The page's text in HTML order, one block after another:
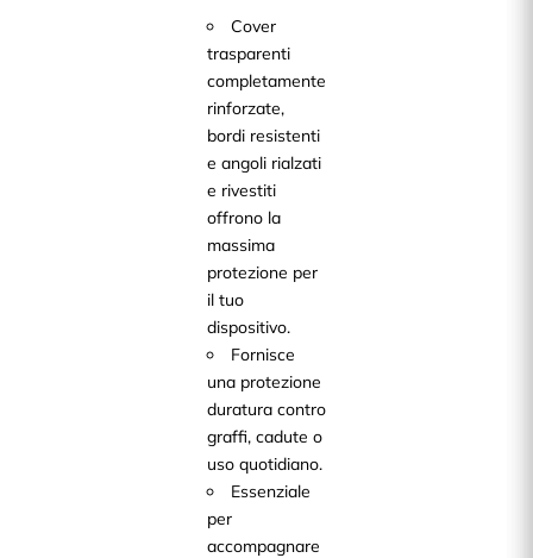
Cover
trasparenti
completamente
rinforzate,
bordi resistenti
e angoli rialzati
e rivestiti
offrono la
massima
protezione per
il tuo
dispositivo.
Fornisce
una protezione
duratura contro
graffi, cadute o
uso quotidiano.
Essenziale
per
accompagnare